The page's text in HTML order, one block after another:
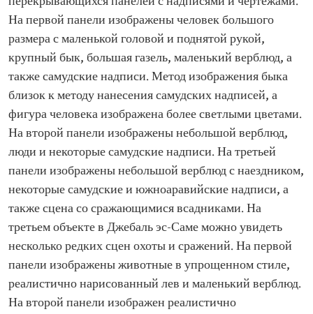
На первой панели изображены человек большого
размера с маленькой головой и поднятой рукой,
крупный бык, большая газель, маленький верблюд, а
также самудские надписи. Метод изображения быка
близок к методу нанесения самудских надписей, а
фигура человека изображена более светлыми цветами.
На второй панели изображены небольшой верблюд,
люди и некоторые самудские надписи. На третьей
панели изображены небольшой верблюд с наездником,
некоторые самудские и южноаравийские надписи, а
также сцена со сражающимися всадниками. На
третьем объекте в Джебаль эс-Саме можно увидеть
несколько редких сцен охоты и сражений. На первой
панели изображены животные в упрощенном стиле,
реалистично нарисованный лев и маленький верблюд.
На второй панели изображен реалистично